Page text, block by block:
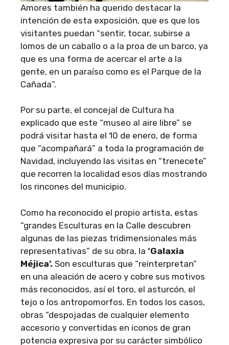
Amores también ha querido destacar la
intención de esta exposición, que es que los
visitantes puedan “sentir, tocar, subirse a
lomos de un caballo o a la proa de un barco, ya
que es una forma de acercar el arte a la
gente, en un paraíso como es el Parque de la
Cañada”.
Por su parte, el concejal de Cultura ha
explicado que este “museo al aire libre” se
podrá visitar hasta el 10 de enero, de forma
que “acompañará” a toda la programación de
Navidad, incluyendo las visitas en “trenecete”
que recorren la localidad esos días mostrando
los rincones del municipio.
Como ha reconocido el propio artista, estas
“grandes Esculturas en la Calle descubren
algunas de las piezas tridimensionales más
representativas” de su obra, la ‘Galaxia
Méjica’. Son esculturas que “reinterpretan”
en una aleación de acero y cobre sus motivos
más reconocidos, así el toro, el asturcón, el
tejo o los antropomorfos. En todos los casos,
obras “despojadas de cualquier elemento
accesorio y convertidas en iconos de gran
potencia expresiva por su carácter simbólico